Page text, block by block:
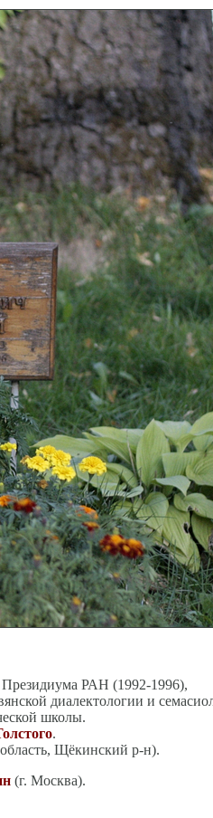
РАН (1992-1996),
диалектологии и
школы.
.
Щёкинский р-н).
(г. Москва).